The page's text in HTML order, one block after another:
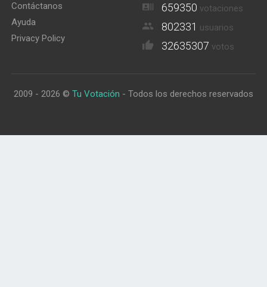
Contáctanos
Ayuda
Privacy Policy
659350 votaciones
802331 usuarios
32635307 votos
2009 - 2026 © Tu Votación - Todos los derechos reservados